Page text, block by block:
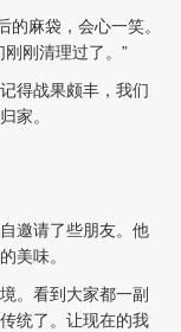
麻袋，会心一笑。
刚清理过了。”
得战果颇丰，我们
家。
邀请了些朋友。他
美味。
。看到大家都一副
统了。让现在的我